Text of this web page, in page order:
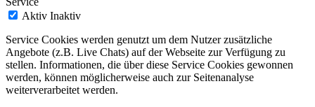
Aktiv Inaktiv
Service Cookies werden genutzt um dem Nutzer zusätzliche
Angebote (z.B. Live Chats) auf der Webseite zur Verfügung zu
stellen. Informationen, die über diese Service Cookies gewonnen
werden, können möglicherweise auch zur Seitenanalyse
weiterverarbeitet werden.